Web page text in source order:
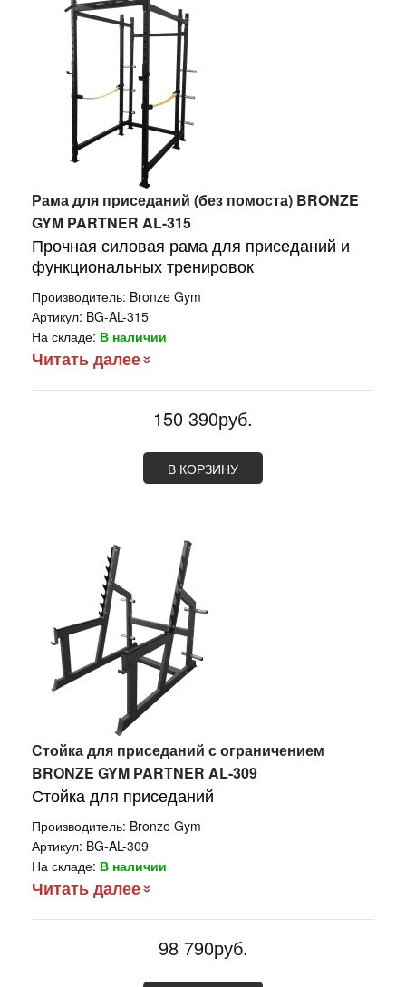
Рама для приседаний (без помоста) BRONZE
GYM PARTNER AL-315
Прочная силовая рама для приседаний и
функциональных тренировок
Производитель: Bronze Gym
Артикул: BG-AL-315
На складе: В наличии
Читать далее
150 390руб.
В КОРЗИНУ
Стойка для приседаний с ограничением
BRONZE GYM PARTNER AL-309
Стойка для приседаний
Производитель: Bronze Gym
Артикул: BG-AL-309
На складе: В наличии
Читать далее
98 790руб.